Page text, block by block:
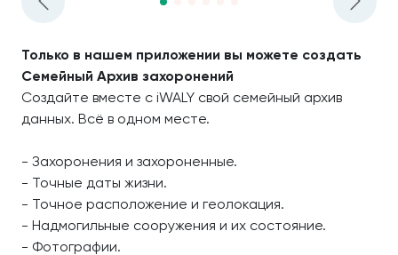
Только в нашем приложении вы можете создать
Семейный Архив захоронений
Создайте вместе с iWALY свой семейный архив
данных. Всё в одном месте.
- Захоронения и захороненные.
- Точные даты жизни.
- Точное расположение и геолокация.
- Надмогильные сооружения и их состояние.
- Фотографии.